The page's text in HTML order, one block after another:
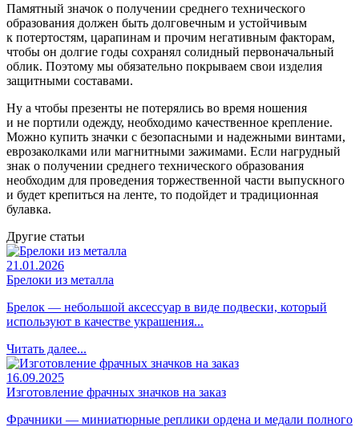
Памятный значок о получении среднего технического
образования должен быть долговечным и устойчивым
к потертостям, царапинам и прочим негативным факторам,
чтобы он долгие годы сохранял солидный первоначальный
облик. Поэтому мы обязательно покрываем свои изделия
защитными составами.
Ну а чтобы презенты не потерялись во время ношения
и не портили одежду, необходимо качественное крепление.
Можно купить значки с безопасными и надежными винтами,
еврозаколками или магнитными зажимами. Если нагрудный
знак о получении среднего технического образования
необходим для проведения торжественной части выпускного
и будет крепиться на ленте, то подойдет и традиционная
булавка.
Другие статьи
21.01.2026
Брелоки из металла
Брелок — небольшой аксессуар в виде подвески, который
используют в качестве украшения...
Читать далее...
16.09.2025
Изготовление фрачных значков на заказ
Фрачники — миниатюрные реплики ордена и медали полного